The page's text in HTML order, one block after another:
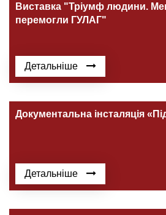
Виставка "Тріумф людини.
перемогли ГУЛАГ"
Детальніше
Документальна інсталяція
Детальніше